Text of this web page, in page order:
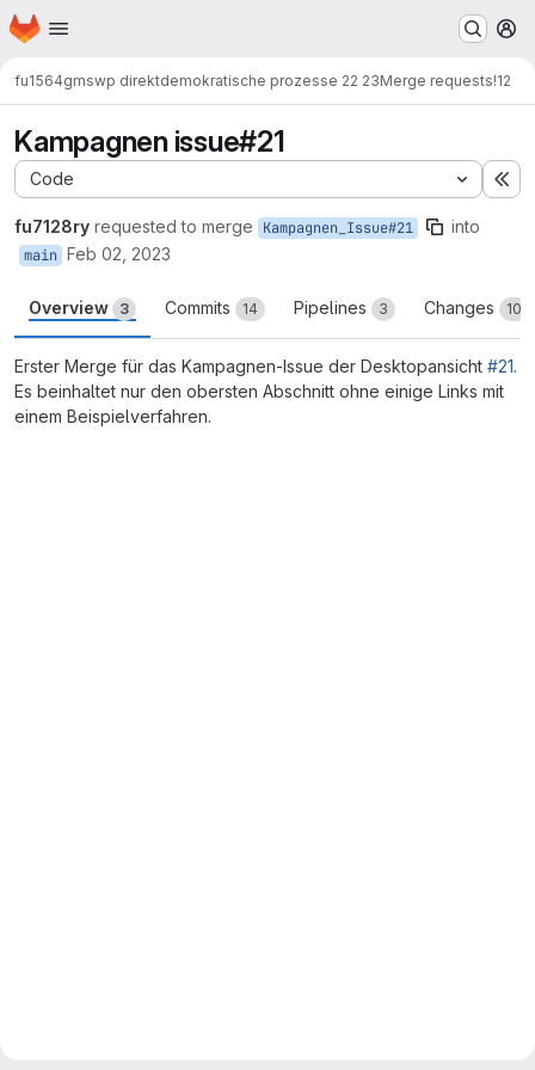
Skip to main content
Homepage
fu1564gmswp direktdemokratische prozesse 22 23Merge requests!12
Kampagnen issue#21
Code
fu7128ry requested to merge Kampagnen_Issue#21 into
main Feb 02, 2023
Overview 3 Commits 14 Pipelines 3 Changes 10
Erster Merge für das Kampagnen-Issue der Desktopansicht #21.
Es beinhaltet nur den obersten Abschnitt ohne einige Links mit
einem Beispielverfahren.